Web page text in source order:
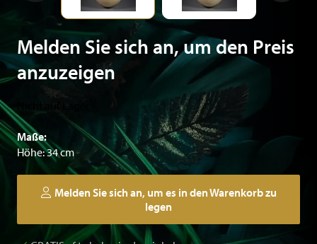
Melden Sie sich an, um den Preis
anzuzeigen
Nicht auf Lager
Maße:
Höhe: 34 cm
Melden Sie sich an, um es in den Warenkorb zu
legen